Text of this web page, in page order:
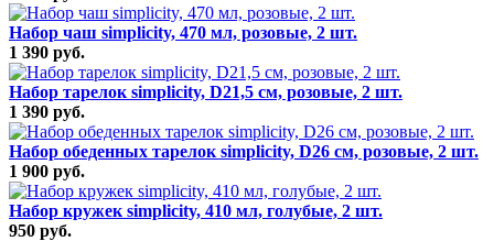
Набор чаш simplicity, 470 мл, розовые, 2 шт.
1 390 руб.
Набор тарелок simplicity, D21,5 см, розовые, 2 шт.
1 390 руб.
Набор обеденных тарелок simplicity, D26 см, розовые, 2 шт.
1 900 руб.
Набор кружек simplicity, 410 мл, голубые, 2 шт.
950 руб.